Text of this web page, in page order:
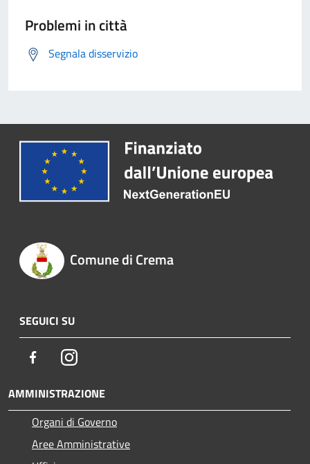
Problemi in città
Segnala disservizio
Comune di Crema
SEGUICI SU
FacebookInstagram
AMMINISTRAZIONE
Organi di Governo
Aree Amministrative